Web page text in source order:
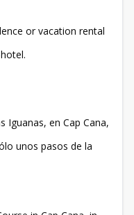
or vacation rental
Iguanas, en Cap Cana,
unos pasos de la